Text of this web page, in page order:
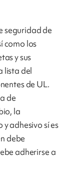
seguridad de
como los
y sus
lista del
de UL.
de
la
adhesivo sí es
debe
adherirse a